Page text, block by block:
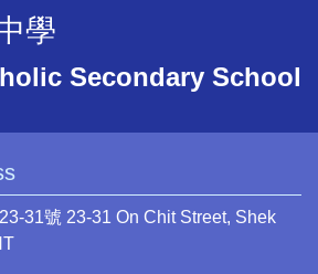
學
Secondary School
31號 23-31 On Chit Street, Shek